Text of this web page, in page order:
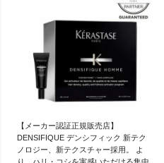
【メーカー認証正規販売店】
DENSIFIQUE デンシフィック 新テク
ノロジー、新テクスチャー採用。 よ